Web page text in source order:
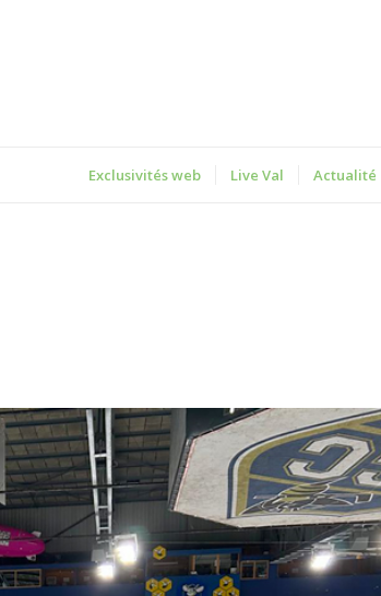
Exclusivités web Live Val Actualité